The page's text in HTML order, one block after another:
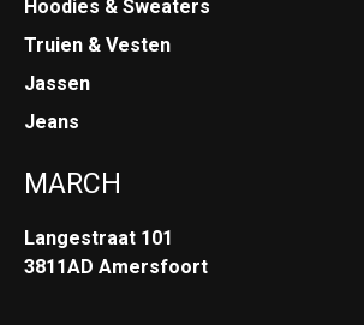
Hoodies & Sweaters
Truien & Vesten
Jassen
Jeans
MARCH
Langestraat 101
3811AD Amersfoort